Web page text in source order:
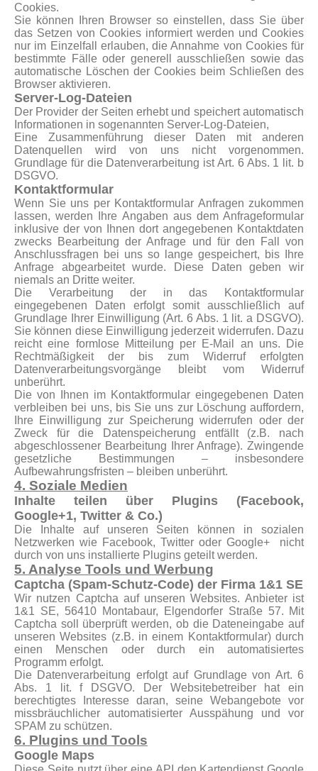
Cookies.
Sie können Ihren Browser so einstellen, dass Sie über
das Setzen von Cookies informiert werden und Cookies
nur im Einzelfall erlauben, die Annahme von Cookies für
bestimmte Fälle oder generell ausschließen sowie das
automatische Löschen der Cookies beim Schließen des
Browser aktivieren.
Server-Log-Dateien
Der Provider der Seiten erhebt und speichert automatisch
Informationen in sogenannten Server-Log-Dateien,
Eine Zusammenführung dieser Daten mit anderen
Datenquellen wird von uns nicht vorgenommen.
Grundlage für die Datenverarbeitung ist Art. 6 Abs. 1 lit. b
DSGVO.
Kontaktformular
Wenn Sie uns per Kontaktformular Anfragen zukommen
lassen, werden Ihre Angaben aus dem Anfrageformular
inklusive der von Ihnen dort angegebenen Kontaktdaten
zwecks Bearbeitung der Anfrage und für den Fall von
Anschlussfragen bei uns so lange gespeichert, bis Ihre
Anfrage abgearbeitet wurde. Diese Daten geben wir
niemals an Dritte weiter.
Die Verarbeitung der in das Kontaktformular
eingegebenen Daten erfolgt somit ausschließlich auf
Grundlage Ihrer Einwilligung (Art. 6 Abs. 1 lit. a DSGVO).
Sie können diese Einwilligung jederzeit widerrufen. Dazu
reicht eine formlose Mitteilung per E-Mail an uns. Die
Rechtmäßigkeit der bis zum Widerruf erfolgten
Datenverarbeitungsvorgänge bleibt vom Widerruf
unberührt.
Die von Ihnen im Kontaktformular eingegebenen Daten
verbleiben bei uns, bis Sie uns zur Löschung auffordern,
Ihre Einwilligung zur Speicherung widerrufen oder der
Zweck für die Datenspeicherung entfällt (z.B. nach
abgeschlossener Bearbeitung Ihrer Anfrage). Zwingende
gesetzliche Bestimmungen – insbesondere
Aufbewahrungsfristen – bleiben unberührt.
4. Soziale Medien
Inhalte teilen über Plugins (Facebook,
Google+1, Twitter & Co.)
Die Inhalte auf unseren Seiten können in sozialen
Netzwerken wie Facebook, Twitter oder Google+ nicht
durch von uns installierte Plugins geteilt werden.
5. Analyse Tools und Werbung
Captcha (Spam-Schutz-Code) der Firma 1&1 SE
Wir nutzen Captcha auf unseren Websites. Anbieter ist
1&1 SE, 56410 Montabaur, Elgendorfer Straße 57. Mit
Captcha soll überprüft werden, ob die Dateneingabe auf
unseren Websites (z.B. in einem Kontaktformular) durch
einen Menschen oder durch ein automatisiertes
Programm erfolgt.
Die Datenverarbeitung erfolgt auf Grundlage von Art. 6
Abs. 1 lit. f DSGVO. Der Websitebetreiber hat ein
berechtigtes Interesse daran, seine Webangebote vor
missbräuchlicher automatisierter Ausspähung und vor
SPAM zu schützen.
6. Plugins und Tools
Google Maps